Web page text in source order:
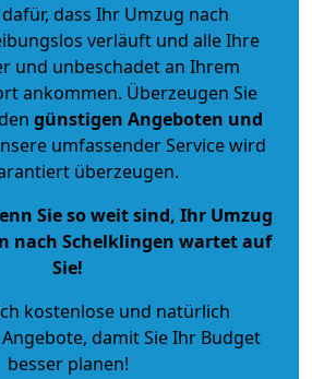
dass Ihr Umzug nach
verläuft und alle Ihre
und unbeschadet an Ihrem
ankommen. Überzeugen Sie
günstigen Angeboten und
umfassender Service wird
überzeugen.
Sie so weit sind, Ihr Umzug
nach Schelklingen wartet auf
Sie!
kostenlose und natürlich
, damit Sie Ihr Budget
besser planen!